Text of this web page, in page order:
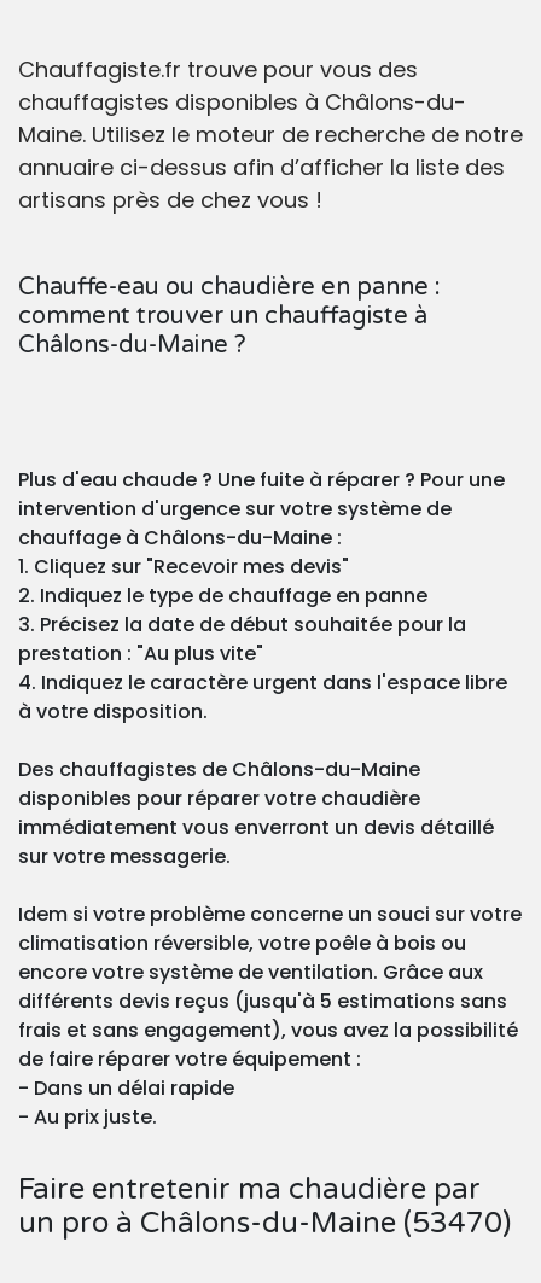
Chauffagiste.fr trouve pour vous des
chauffagistes disponibles à Châlons-du-
Maine. Utilisez le moteur de recherche de notre
annuaire ci-dessus afin d’afficher la liste des
artisans près de chez vous !
Chauffe-eau ou chaudière en panne :
comment trouver un chauffagiste à
Châlons-du-Maine ?
Plus d'eau chaude ? Une fuite à réparer ? Pour une
intervention d'urgence sur votre système de
chauffage à Châlons-du-Maine :
1. Cliquez sur "Recevoir mes devis"
2. Indiquez le type de chauffage en panne
3. Précisez la date de début souhaitée pour la
prestation : "Au plus vite"
4. Indiquez le caractère urgent dans l'espace libre
à votre disposition.
Des chauffagistes de Châlons-du-Maine
disponibles pour réparer votre chaudière
immédiatement vous enverront un devis détaillé
sur votre messagerie.
Idem si votre problème concerne un souci sur votre
climatisation réversible, votre poêle à bois ou
encore votre système de ventilation. Grâce aux
différents devis reçus (jusqu'à 5 estimations sans
frais et sans engagement), vous avez la possibilité
de faire réparer votre équipement :
- Dans un délai rapide
- Au prix juste.
Faire entretenir ma chaudière par
un pro à Châlons-du-Maine (53470)